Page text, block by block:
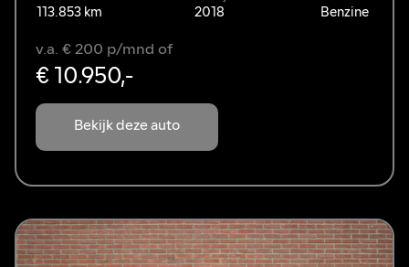
113.853 km 2018 Benzine
Bekijk deze auto
v.a. € 200 p/mnd of
€ 10.950,-